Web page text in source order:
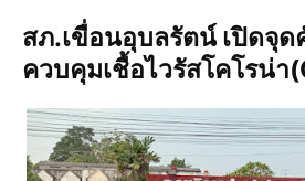
สภ.เขื่อนอุบลรัตน์ เปิดจุด
ควบคุมเชื้อไวรัสโคโรน่า